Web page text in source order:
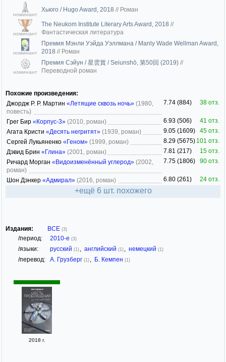
номинант
Хьюго / Hugo Award, 2018 // Роман
номинант
The Neukom Institute Literary Arts Award, 2018 //
Фантастическая литература
номинант
Премия Мэнли Уэйда Уэллмана / Manly Wade Wellman Award,
2018 // Роман
номинант
Премия Сэйун / 星雲賞 / Seiunshō, 第50回 (2019) //
Переводной роман
Похожие произведения:
Джордж Р. Р. Мартин «Летящие сквозь ночь» (1980,
повесть)
7.74 (884) 38 отз.
Грег Бир «Корпус-3» (2010, роман) 6.93 (506)
41 отз.
Агата Кристи «Десять негритят» (1939, роман) 9.05 (1609)
45 отз.
Сергей Лукьяненко «Геном» (1999, роман) 8.29 (5675) 101 отз.
Дэвид Брин «Глина» (2001, роман) 7.81 (217)
15 отз.
Ричард Морган «Видоизменённый углерод» (2002,
роман)
7.75 (1806) 90 отз.
Шон Дэнкер «Адмирал» (2016, роман) 6.80 (261) 24 отз.
+ещё 6 шт. похожего
Издания: ВСЕ (3)
/период: 2010-е (3)
/языки: русский (1) , английский (1) , немецкий (1)
/перевод: А. Грузберг (1) , Б. Кемпен (1)
2018 г.